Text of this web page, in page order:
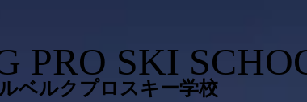
PRO SKI
ベルクプロスキー学校